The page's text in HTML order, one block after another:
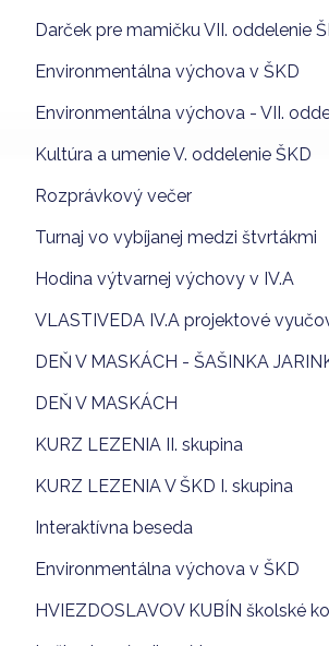
Darček pre mamičku VII. oddelenie
Environmentálna výchova v ŠKD
Environmentálna výchova - VII.
Kultúra a umenie V. oddelenie ŠKD
Rozprávkový večer
Turnaj vo vybíjanej medzi štvrtákmi
Hodina výtvarnej výchovy v IV.A
VLASTIVEDA IV.A projektové
DEŇ V MASKÁCH - ŠAŠINKA
DEŇ V MASKÁCH
KURZ LEZENIA II. skupina
KURZ LEZENIA V ŠKD I. skupina
Interaktívna beseda
Environmentálna výchova v ŠKD
HVIEZDOSLAVOV KUBÍN školské